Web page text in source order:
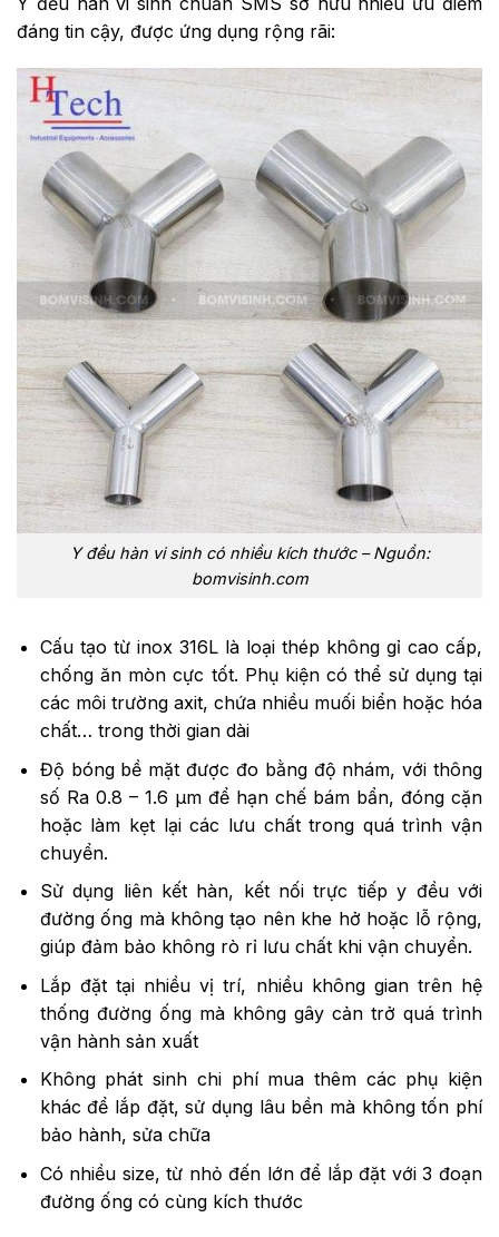
đáng tin cậy, được ứng dụng rộng rãi:
Y đều hàn vi sinh có nhiều kích thước – Nguồn:
bomvisinh.com
Cấu tạo từ inox 316L là loại thép không gỉ cao cấp,
chống ăn mòn cực tốt. Phụ kiện có thể sử dụng tại
các môi trường axit, chứa nhiều muối biển hoặc hóa
chất… trong thời gian dài
Độ bóng bề mặt được đo bằng độ nhám, với thông
số Ra 0.8 – 1.6 μm để hạn chế bám bẩn, đóng cặn
hoặc làm kẹt lại các lưu chất trong quá trình vận
chuyển.
Sử dụng liên kết hàn, kết nối trực tiếp y đều với
đường ống mà không tạo nên khe hở hoặc lỗ rộng,
giúp đảm bảo không rò rỉ lưu chất khi vận chuyển.
Lắp đặt tại nhiều vị trí, nhiều không gian trên hệ
thống đường ống mà không gây cản trở quá trình
vận hành sản xuất
Không phát sinh chi phí mua thêm các phụ kiện
khác để lắp đặt, sử dụng lâu bền mà không tốn phí
bảo hành, sửa chữa
Có nhiều size, từ nhỏ đến lớn để lắp đặt với 3 đoạn
đường ống có cùng kích thước